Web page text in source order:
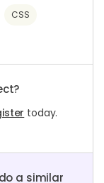
CSS
today.
a similar